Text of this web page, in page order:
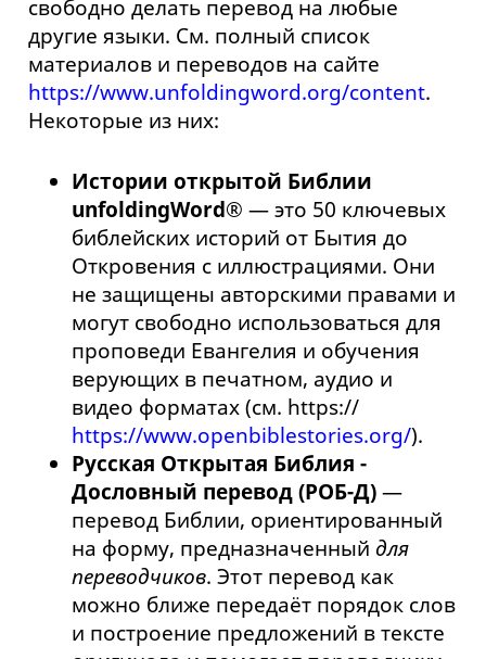
свободно делать перевод на любые
другие языки. См. полный список
материалов и переводов на сайте
https://www.unfoldingword.org/content.
Некоторые из них:
Истории открытой Библии
unfoldingWord® — это 50 ключевых
библейских историй от Бытия до
Откровения с иллюстрациями. Они
не защищены авторскими правами и
могут свободно использоваться для
проповеди Евангелия и обучения
верующих в печатном, аудио и
видео форматах (см. https://
https://www.openbiblestories.org/).
Русская Открытая Библия -
Дословный перевод (РОБ-Д)—
перевод Библии, ориентированный
на форму, предназначенный для
переводчиков. Этот перевод как
можно ближе передаёт порядок слов
и построение предложений в тексте